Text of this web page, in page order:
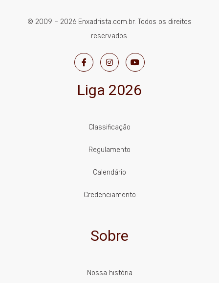
© 2009 – 2026 Enxadrista.com.br. Todos os direitos
reservados.
Liga 2026
Classificação
Regulamento
Calendário
Credenciamento
Sobre
Nossa história